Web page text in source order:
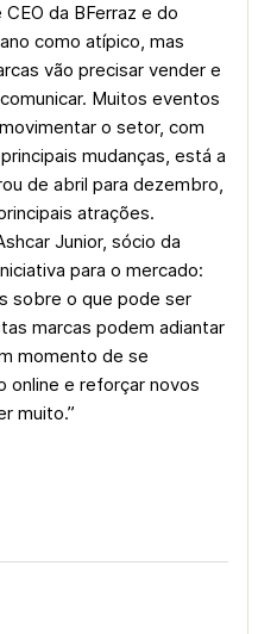
da BFerraz e do
como atípico, mas
vão precisar vender e
Muitos eventos
o setor, com
mudanças, está a
de abril para dezembro,
atrações.
Junior, sócio da
para o mercado:
sobre o que pode ser
marcas podem adiantar
momento de se
online e reforçar novos
muito.”